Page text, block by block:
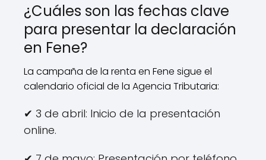
¿Cuáles son las fechas clave
para presentar la declaración
en Fene?
La campaña de la renta en Fene sigue el
calendario oficial de la Agencia Tributaria:
✔ 3 de abril: Inicio de la presentación
online.